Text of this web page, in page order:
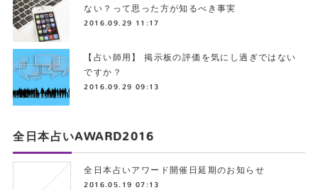
ない？って思った方が知るべき事実
2016.09.29 11:17
【占い師用】 掲示板の評価を気にし過ぎではない
ですか？
2016.09.29 09:13
全日本占いAWARD2016
全日本占いアワード開催日延期のお知らせ
2016.05.19 07:13